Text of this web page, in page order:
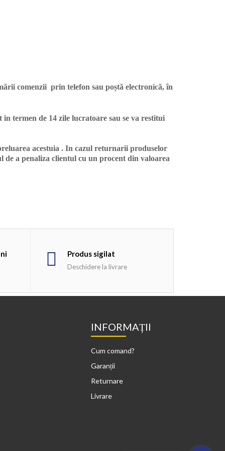
comenzii prin telefon sau poștă electronică, în
termen de 14 zile lucratoare sau se va restitui
acestuia . In cazul returnarii produselor
a penaliza clientul cu un procent din valoarea
Produs sigilat
Deschidere la livrare
INFORMAȚII
Cum comand?
Garanții
Returnare
Livrare